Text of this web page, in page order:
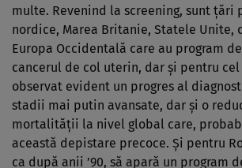
multe. Revenind la screening, sunt ţări
nordice, Marea Britanie, Statele Unite,
Europa Occidentală care au program
cancerul de col uterin, dar şi pentru cel
observat evident un progres al
stadii mai putin avansate, dar şi o
mortalităţii la nivel global care,
această depistare precoce. Şi pentru
ca după anii ’90, să apară un program